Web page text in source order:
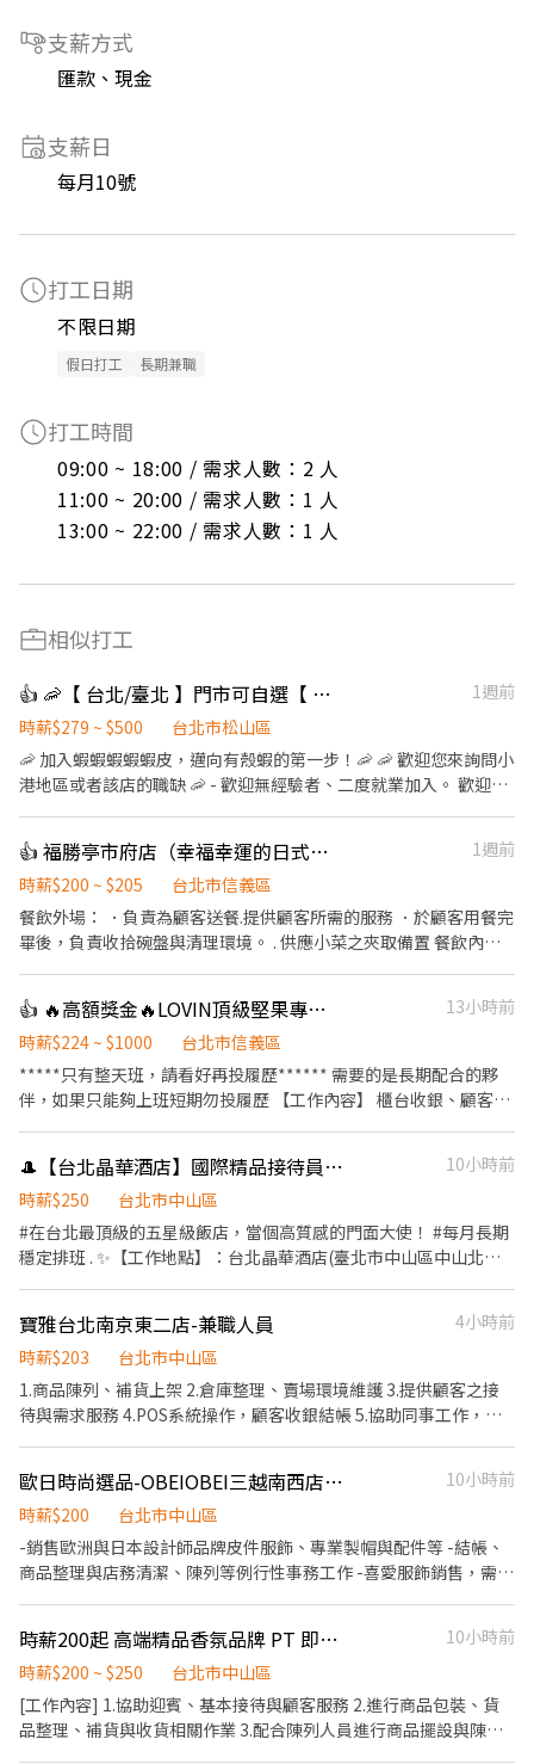
支薪方式
匯款、現金
支薪日
每月10號
打工日期
不限日期
假日打工 長期兼職
打工時間
09:00 ~ 18:00 / 需求人數：2 人
11:00 ~ 20:00 / 需求人數：1 人
13:00 ~ 22:00 / 需求人數：1 人
相似打工
👍 🦐【 台北/臺北 】門市可自選【 部分區域最高加50元 】🦐 早/晚班固定班別
1週前
時薪$279 ~ $500
台北市松山區
🦐 加入蝦蝦蝦蝦蝦皮，邁向有殼蝦的第一步！🦐 🦐 歡迎您來詢問小
港地區或者該店的職缺 🦐 - 歡迎無經驗者、二度就業加入。 歡迎無
晚班（免輪班） ✅ 完整教育訓練及店面實習 - 【 以下台北區域都
有，歡迎詢問 】 【松山區】【信義區】【大安區】【中山區】【中
正區】【大同區】 【萬華區】【文山區】【南港區】【內湖區】
【士林區】【北投區】 【 部分區域時薪最高加50元 】 - 有人店 🔸
… 等。 ✶ 每週至少工作4天 ✶ - 智取店 🔸上班時間： 早班▸07:00 -
12:00 / 07:30-12:30 / 08:00-13:00 / 08:30-13:30 ✶ 四擇一 ✶ 晚班
是沒有人的門店，約跑三 ~ 五間。 - 🔸排班制度：每週排休2 - 4
天，由主管安排班表，需配合 - ▶ —————【應徵方式】—————
◀ ⭐ 點選立即應徵或線上詢問此職缺 ⭐ 也可以加賴官方詢問 ⭐ 官方
帳號 : https://lin.ee/jVYoe5J ( 或輸入 @650cjudv ) ★ 加入後請幫
👍 福勝亭市府店（幸福幸運的日式豬排店）
1週前
時薪$200 ~ $205
台北市信義區
餐飲外場： ．負責為顧客送餐.提供顧客所需的服務 ．於顧客用餐完
畢後，負責收拾碗盤與清理環境。 . 供應小菜之夾取備置 餐飲內
需具備服務熱忱與責任感佳 #薪資轉帳需具備永豐銀行帳戶 #需要做
餐飲人員體檢 歡迎各位小夥伴一起加入這個大家庭！❤ 工作內容非
常簡單🍰 沒有經驗也沒關係👌 內場外場都會學到 不用緊張 大家同
事人都非常好都願意有耐心得教你們😚😚 一步一步慢慢學習肯定學
👍 🔥高額獎金🔥LOVIN頂級堅果專櫃銷售員
13小時前
時薪$224 ~ $1000
台北市信義區
*****只有整天班，請看好再投履歷****** 需要的是長期配合的夥
伴，如果只能夠上班短期勿投履歷 【工作內容】 櫃台收銀、顧客接
（日薪制）： 11.5小時 2584元 12小時 2748元 12.5小時 2912元 享
高額獎金！表現佳者日薪高達10000元 ⸻ 【工作時間】 北車 整
天班：9:30-22:00 中山誠品：週日至週四10:30-22:00 / 週五週六
10:30-22:30 松菸誠品：10:30-22:00 信義A8 : 10:30-22:00 ⸻
【工作地點】 □ 中山南西誠品B1 □ 台北車站微風2樓 □ 松菸誠品
互動，樂於分享產品 積極主動、具備銷售熱情 對高額獎金有熱情者
尤佳！ 長期工作者為主，短期勿試，謝謝理解。 ⸻ 【面試資
https://www.lovin.tw/ Instagram：
https://www.instagram.com/lovin.520/ Facebook：
https://www.facebook.com/share/168oUCHwrP/?
mibextid=LQQJ4d
🎩【台北晶華酒店】國際精品接待員｜時薪 $250🎩
10小時前
時薪$250
台北市中山區
#在台北最頂級的五星級飯店，當個高質感的門面大使！ #每月長期
穩定排班 . ✨【工作地點】：台北晶華酒店(臺北市中山區中山北路
安全維護等工作 3.配合品牌及現場主管指示，提供活動安全支援。 .
✨【上班時間】：09:00~21:30 (每日工作時間略有不同，介於以上
時間，實際工時約7.5 - 8小時 依現場狀況輪休2.5小時 ) ✨【排班方
式】：8月份彈性排班，表現佳長期配合 ✨【時薪】：250元/時(休
10/20/30日匯款至指定帳戶(不提供領現) 1-10薪資20號發；11-20
薪資30號發；21-30薪資隔月10號發 << 非中國信託帳戶銀行將自動
即報名】 加入芮可官方賴帳號「@recjob」並留言資訊 1. 場次：
【台北國際精品接待人員】 2. 全名： 3. 手機： 4. 提供個人照片1張
以上：
寶雅台北南京東二店-兼職人員
4小時前
時薪$203
台北市中山區
1.商品陳列、補貨上架 2.倉庫整理、賣場環境維護 3.提供顧客之接
待與需求服務 4.POS系統操作，顧客收銀結帳 5.協助同事工作，完
歐日時尚選品-OBEIOBEI三越南西店-誠徵代班服飾銷售人員
10小時前
時薪$200
台北市中山區
-銷售歐洲與日本設計師品牌皮件服飾、專業製帽與配件等 -結帳、
商品整理與店務清潔、陳列等例行性事務工作 -喜愛服飾銷售，需有
時薪200起 高端精品香氛品牌 PT 即日起~12/31! RFS_818
10小時前
時薪$200 ~ $250
台北市中山區
[工作內容] 1.協助迎賓、基本接待與顧客服務 2.進行商品包裝、貨
品整理、補貨與收貨相關作業 3.配合陳列人員進行商品擺設與陳列